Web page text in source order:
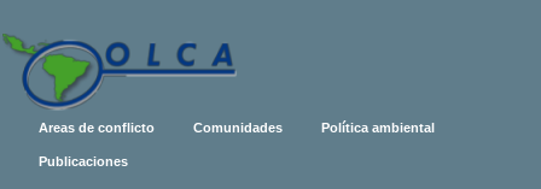
Areas de conflicto Comunidades Política ambiental
Publicaciones